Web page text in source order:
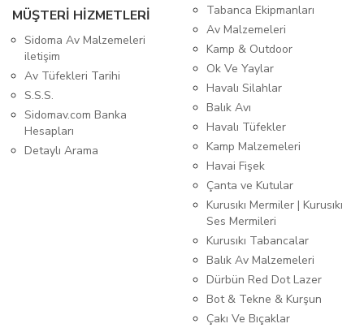
MÜŞTERİ HİZMETLERİ
Sidoma Av Malzemeleri
iletişim
Av Tüfekleri Tarihi
S.S.S.
Sidomav.com Banka
Hesapları
Detaylı Arama
Tabanca Ekipmanları
Av Malzemeleri
Kamp & Outdoor
Ok Ve Yaylar
Havalı Silahlar
Balık Avı
Havalı Tüfekler
Kamp Malzemeleri
Havai Fişek
Çanta ve Kutular
Kurusıkı Mermiler | Kurusıkı
Ses Mermileri
Kurusıkı Tabancalar
Balık Av Malzemeleri
Dürbün Red Dot Lazer
Bot & Tekne & Kurşun
Çakı Ve Bıçaklar